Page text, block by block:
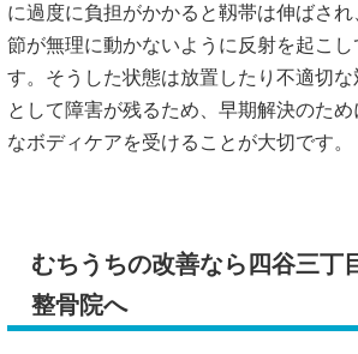
に過度に負担がかかると靱帯は伸ばさ
節が無理に動かないように反射を起こし
す。そうした状態は放置したり不適切
として障害が残るため、早期解決のた
なボディケアを受けることが大切です。
むちうちの改善なら四谷三丁
整骨院へ